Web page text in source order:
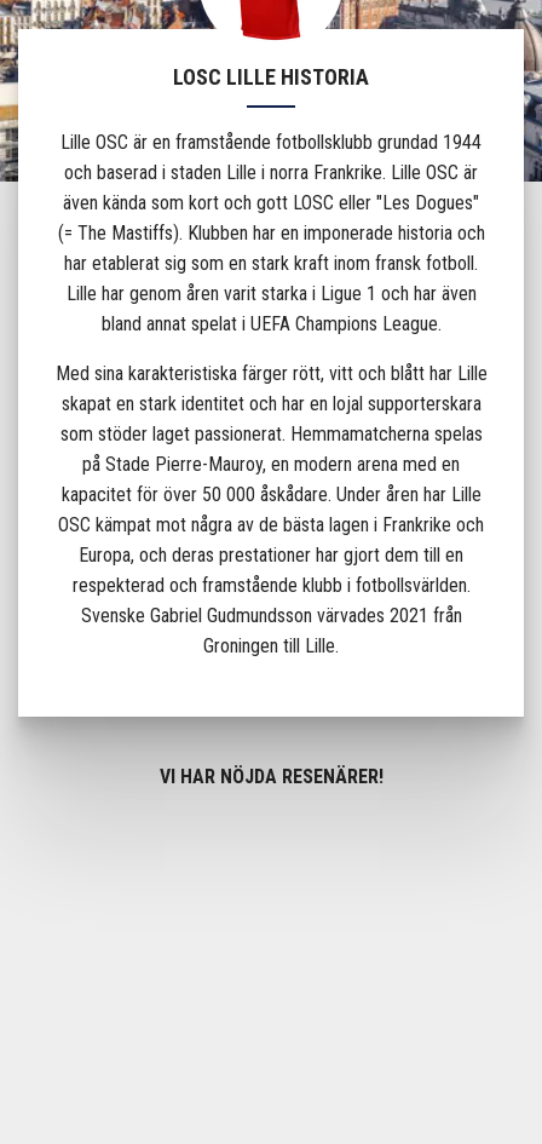
LOSC LILLE HISTORIA
Lille OSC är en framstående fotbollsklubb grundad 1944
och baserad i staden Lille i norra Frankrike. Lille OSC är
även kända som kort och gott LOSC eller "Les Dogues"
(= The Mastiffs). Klubben har en imponerade historia och
har etablerat sig som en stark kraft inom fransk fotboll.
Lille har genom åren varit starka i Ligue 1 och har även
bland annat spelat i UEFA Champions League.
Med sina karakteristiska färger rött, vitt och blått har Lille
skapat en stark identitet och har en lojal supporterskara
som stöder laget passionerat. Hemmamatcherna spelas
på Stade Pierre-Mauroy, en modern arena med en
kapacitet för över 50 000 åskådare. Under åren har Lille
OSC kämpat mot några av de bästa lagen i Frankrike och
Europa, och deras prestationer har gjort dem till en
respekterad och framstående klubb i fotbollsvärlden.
Svenske Gabriel Gudmundsson värvades 2021 från
Groningen till Lille.
VI HAR NÖJDA RESENÄRER!